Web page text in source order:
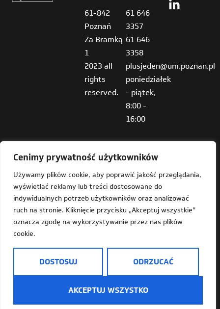
Cenimy prywatność użytkowników
Używamy plików cookie, aby poprawić jakość przeglądania,
wyświetlać reklamy lub treści dostosowane do
indywidualnych potrzeb użytkowników oraz analizować
ruch na stronie. Kliknięcie przycisku „Akceptuj wszystkie”
oznacza zgodę na wykorzystywanie przez nas plików
cookie.
DOSTOSUJ ODRZUCAĆ
AKCEPTUJ WSZYSTKO
61-842
Poznań
Za Bramką
1
2023 all
rights
reserved.
61 646
3357
61 646
3358
plusjeden@um.poznan.pl
poniedziałek
- piątek,
8:00 -
16:00
Deklaracja dostępności
Mapa strony
Dostępność
Informacja o Plus Jeden w języku prostym do czytania
Informacje o przetwarzaniu danych osobowych